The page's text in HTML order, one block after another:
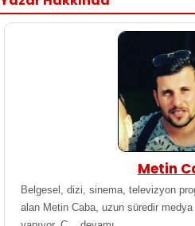
Metin
Belgesel, dizi, sinema, televizyon
alan Metin Caba, uzun süredir